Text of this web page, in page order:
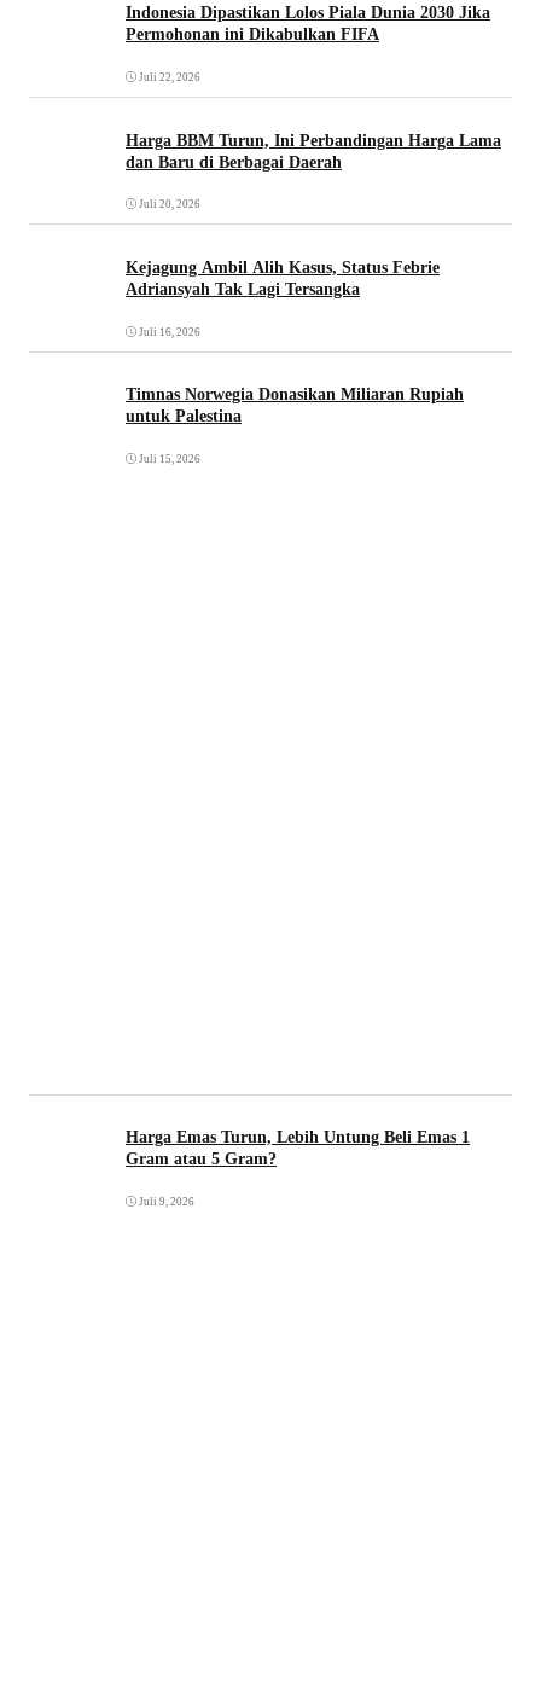
Indonesia Dipastikan Lolos Piala Dunia 2030 Jika
Permohonan ini Dikabulkan FIFA
Juli 22, 2026
Harga BBM Turun, Ini Perbandingan Harga Lama
dan Baru di Berbagai Daerah
Juli 20, 2026
Kejagung Ambil Alih Kasus, Status Febrie
Adriansyah Tak Lagi Tersangka
Juli 16, 2026
Timnas Norwegia Donasikan Miliaran Rupiah
untuk Palestina
Juli 15, 2026
Harga Emas Turun, Lebih Untung Beli Emas 1
Gram atau 5 Gram?
Juli 9, 2026